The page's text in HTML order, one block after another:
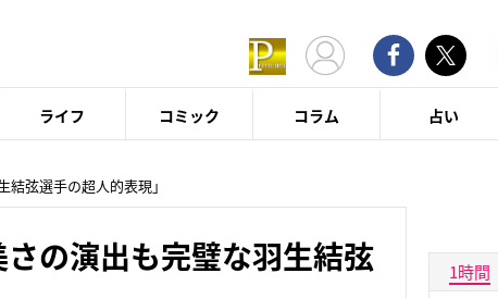
ライフ コミック コラム 占い
弦選手の超人的表現」
の演出も完璧な羽生結弦
1時間